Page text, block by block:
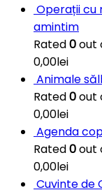
Operații cu
amintim
Rated0out
0,00lei
Animale
Rated0out
0,00lei
Agenda
Rated0out
0,00lei
Cuvinte de